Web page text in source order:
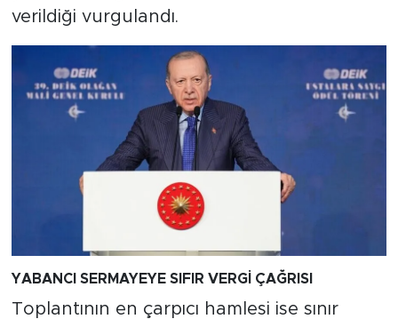
verildiği vurgulandı.
YABANCI SERMAYEYE SIFIR VERGİ ÇAĞRISI
Toplantının en çarpıcı hamlesi ise sınır